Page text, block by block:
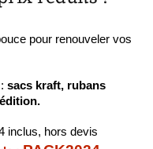
pour renouveler vos
sacs kraft, rubans
inclus, hors devis